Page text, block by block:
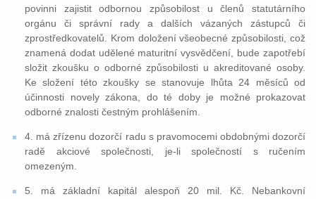
povinni zajistit odbornou způsobilost u členů statutárního
orgánu či správní rady a dalších vázaných zástupců či
zprostředkovatelů. Krom doložení všeobecné způsobilosti, což
znamená dodat udělené maturitní vysvědčení, bude zapotřebí
složit zkoušku o odborné způsobilosti u akreditované osoby.
Ke složení této zkoušky se stanovuje lhůta 24 měsíců od
účinnosti novely zákona, do té doby je možné prokazovat
odborné znalosti čestným prohlášením.
4. má zřízenu dozorčí radu s pravomocemi obdobnými dozorčí
radě akciové společnosti, je-li společností s ručením
omezeným.
5. má základní kapitál alespoň 20 mil. Kč. Nebankovní